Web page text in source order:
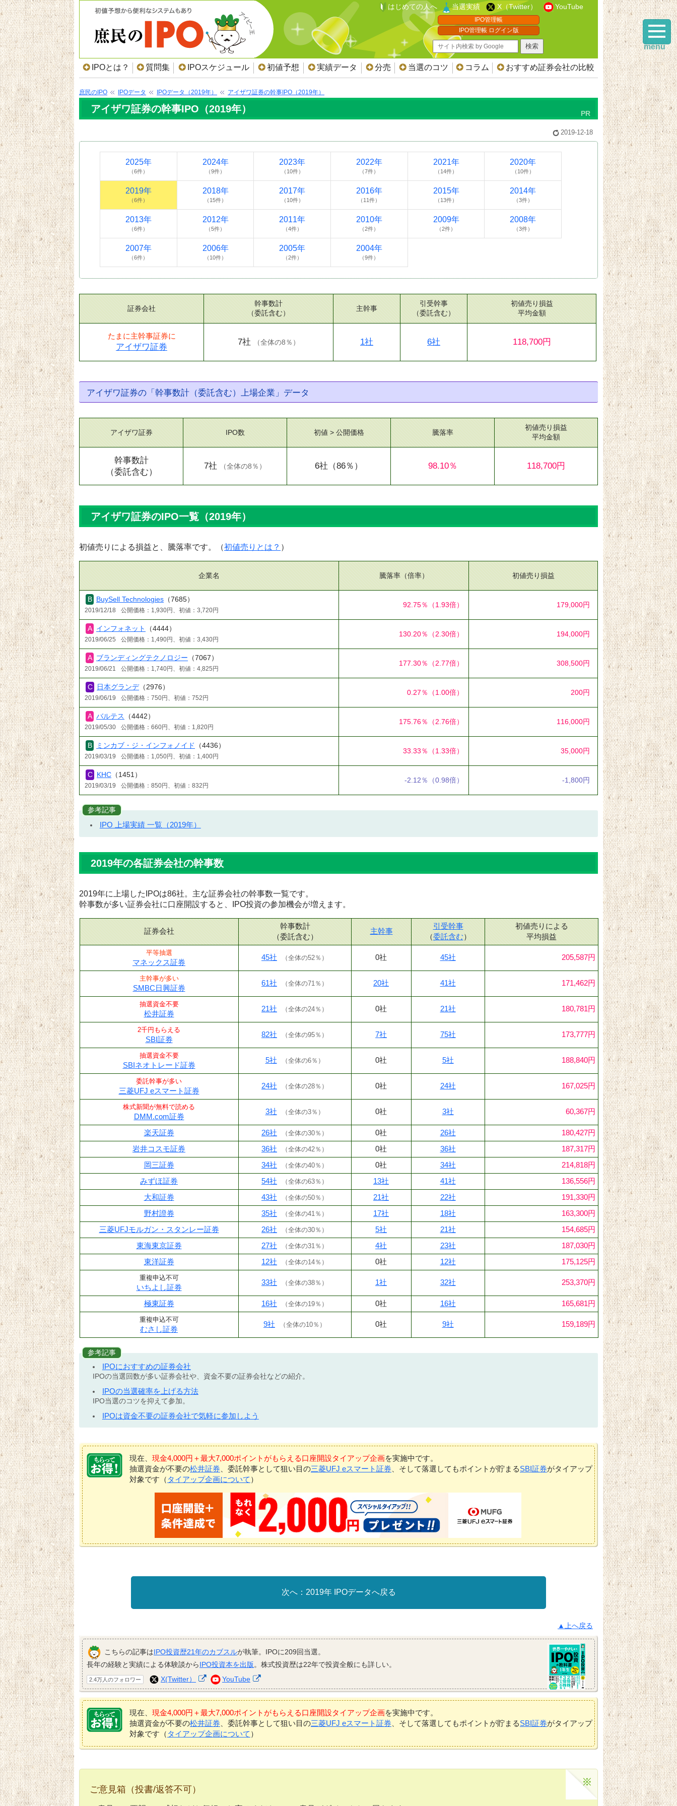
はじめての人へ 当選実績 X（Twitter） YouTube
IPO管理帳
IPO管理帳 ログイン版
IPOとは？ 質問集 IPOスケジュール 初値予想 実績データ 分売 当選のコツ コラム おすすめ証券会社の比較
庶民のIPO IPOデータ IPOデータ（2019年） アイザワ証券の幹事IPO（2019年）
アイザワ証券の幹事IPO（2019年）
2019-12-18
2025年
（6件）
2024年
（9件）
2023年
（10件）
2022年
（7件）
2021年
（14件）
2020年
（10件）
2019年
（6件）
2018年
（15件）
2017年
（10件）
2016年
（11件）
2015年
（13件）
2014年
（3件）
2013年
（6件）
2012年
（5件）
2011年
（4件）
2010年
（2件）
2009年
（2件）
2008年
（3件）
2007年
（6件）
2006年
（10件）
2005年
（2件）
2004年
（9件）
証券会社
たまに主幹事証券に
アイザワ証券
幹事数計
（委託含む）
7社 （全体の8％ ）
主幹事
1社
引受幹事
（委託含む）
6社
初値売り損益
平均金額
118,700円
アイザワ証券の「幹事数計（委託含む）上場企業」データ
アイザワ証券
幹事数計
（委託含む）
IPO数
7社 （全体の8％ ）
初値 > 公開価格
6社 （86％）
騰落率
98.10％
初値売り損益
平均金額
118,700円
アイザワ証券のIPO一覧（2019年）
初値売りによる損益と、騰落率です。（初値売りとは？ ）
企業名 騰落率（倍率） 初値売り損益
BuySell Technologies （7685）
2019/12/18 公開価格：1,930円、初値：3,720円
92.75％ （1.93倍） 179,000円
インフォネット （4444）
2019/06/25 公開価格：1,490円、初値：3,430円
130.20％ （2.30倍） 194,000円
ブランディングテクノロジー （7067）
2019/06/21 公開価格：1,740円、初値：4,825円
177.30％ （2.77倍） 308,500円
日本グランデ（2976）
2019/06/19 公開価格：750円、初値：752円
0.27％ （1.00倍） 200円
バルテス （4442）
2019/05/30 公開価格：660円、初値：1,820円
175.76％ （2.76倍） 116,000円
ミンカブ・ジ・インフォノイド （4436）
2019/03/19 公開価格：1,050円、初値：1,400円
33.33％ （1.33倍） 35,000円
KHC （1451）
2019/03/19 公開価格：850円、初値：832円
-2.12％ （0.98倍） -1,800円
参考記事
IPO 上場実績 一覧（2019年）
2019年の各証券会社の幹事数
2019年に上場したIPOは86社。主な証券会社の幹事数一覧です。
幹事数が多い証券会社に口座開設すると、IPO投資の参加機会が増えます。
証券会社
幹事数計
（委託含む）
主幹事
引受幹事
（委託含む）
初値売りによる
平均損益
平等抽選
マネックス証券
45社 （全体の52％ ） 0社 45社 205,587円
主幹事が多い
SMBC日興証券
61社 （全体の71％ ） 20社 41社 171,462円
抽選資金不要
松井証券
21社 （全体の24％ ） 0社 21社 180,781円
2千円もらえる
SBI証券
82社 （全体の95％ ） 7社 75社 173,777円
抽選資金不要
SBIネオトレード証券
5社 （全体の6％ ） 0社 5社 188,840円
委託幹事が多い
三菱UFJ eスマート証券
24社 （全体の28％ ） 0社 24社 167,025円
株式新聞が無料で読める
DMM.com証券
3社 （全体の3％ ） 0社 3社 60,367円
楽天証券 26社 （全体の30％ ） 0社 26社
180,427円
岩井コスモ証券
36社 （全体の42％ ） 0社 36社
187,317円
岡三証券
34社 （全体の40％ ） 0社 34社
214,818円
みずほ証券
54社 （全体の63％ ） 13社 41社
136,556円
大和証券
43社 （全体の50％ ） 21社 22社
191,330円
野村證券
35社 （全体の41％ ） 17社 18社
163,300円
三菱UFJモルガン・スタンレー証券
26社 （全体の30％ ） 5社 21社
154,685円
東海東京証券
27社 （全体の31％ ） 4社 23社
187,030円
東洋証券
12社 （全体の14％ ） 0社 12社 175,125円
重複申込不可
いちよし証券
33社 （全体の38％ ） 1社 32社 253,370円
極東証券 16社 （全体の19％ ） 0社 16社 165,681円
重複申込不可
むさし証券
9社 （全体の10％ ） 0社 9社 159,189円
参考記事
IPOにおすすめの証券会社
IPOの当選回数が多い証券会社や、資金不要の証券会社などの紹介。
IPOの当選確率を上げる方法
IPO当選のコツを抑えて参加。
IPOは資金不要の証券会社で気軽に参加しよう
現在、 現金4,000円＋最大7,000ポイントがもらえる口座開設タイアップ企画を実施中です。
抽選資金が不要の松井証券 、委託幹事として狙い目の三菱UFJ eスマート証券 、そして落選してもポイントが貯まるSBI証券がタイアップ
対象です（ タイアップ企画について ）
2019年 IPOデータへ戻る
▲上へ戻る
こちらの記事はIPO投資歴21年のカブスルが執筆。IPOに209回当選。
長年の経験と実績による体験談からIPO投資本を出版。株式投資歴は22年で投資全般にも詳しい。
2.4万人のフォロワー X(Twitter） YouTube
現在、 現金4,000円＋最大7,000ポイントがもらえる口座開設タイアップ企画を実施中です。
抽選資金が不要の松井証券 、委託幹事として狙い目の三菱UFJ eスマート証券 、そして落選してもポイントが貯まるSBI証券がタイアップ
対象です（ タイアップ企画について ）
ご意見箱（投書/返答不可）
menu